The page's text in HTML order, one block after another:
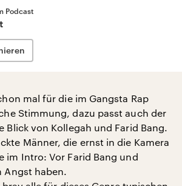
Podcast
mal für die im Gangsta Rap
Stimmung, dazu passt auch der
von Kollegah und Farid Bang.
Männer, die ernst in die Kamera
im Intro: Vor Farid Bang und
Angst haben.